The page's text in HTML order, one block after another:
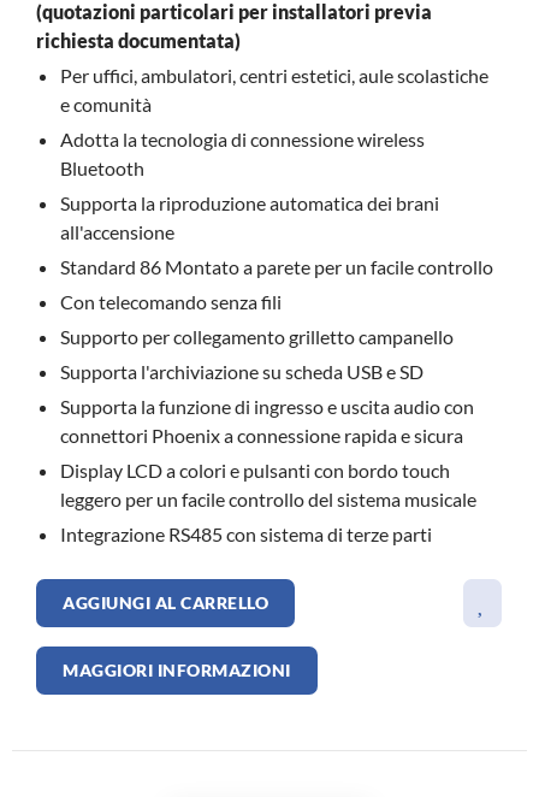
(quotazioni particolari per installatori previa
richiesta documentata)
Per uffici, ambulatori, centri estetici, aule scolastiche
e comunità
Adotta la tecnologia di connessione wireless
Bluetooth
Supporta la riproduzione automatica dei brani
all'accensione
Standard 86 Montato a parete per un facile controllo
Con telecomando senza fili
Supporto per collegamento grilletto campanello
Supporta l'archiviazione su scheda USB e SD
Supporta la funzione di ingresso e uscita audio con
connettori Phoenix a connessione rapida e sicura
Display LCD a colori e pulsanti con bordo touch
leggero per un facile controllo del sistema musicale
Integrazione RS485 con sistema di terze parti
AGGIUNGI AL CARRELLO
MAGGIORI INFORMAZIONI